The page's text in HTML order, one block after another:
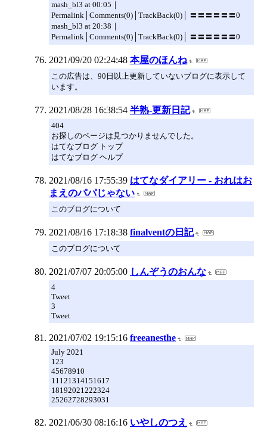
mash_bl3 at 00:05｜
Permalink│Comments(0)│TrackBack(0)│ 〓〓〓〓〓〓0
mash_bl3 at 20:38｜
Permalink│Comments(0)│TrackBack(0)│ 〓〓〓〓〓〓0
2021/09/20 02:24:48 本屋のほんね
この広告は、90日以上更新していないブログに表示して
います。
2021/08/28 16:38:54 半熟-更新日記
404
お探しのページは見つかりませんでした。
はてなブログ トップ
はてなブログ ヘルプ
2021/08/16 17:55:39 はてなダイアリー - おれはお
まえのパパじゃない
このブログについて
2021/08/16 17:18:38 finalventの日記
このブログについて
2021/07/07 20:05:00 しんぞうのおんな
4
Tweet
3
Tweet
2021/07/02 19:15:16 freeanesthe
July 2021
123
45678910
11121314151617
18192021222324
25262728293031
2021/06/30 08:16:16 いやしのつえ